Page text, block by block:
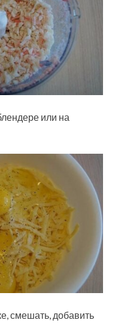
или на
смешать, добавить